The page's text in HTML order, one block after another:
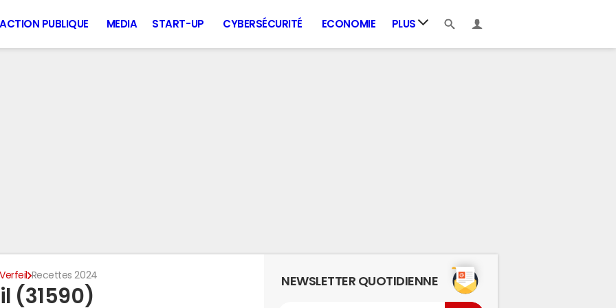
ACTION PUBLIQUE MEDIA START-UP CYBERSÉCURITÉ ECONOMIE PLUS
Verfeil Recettes 2024
(31590)
NEWSLETTER QUOTIDIENNE